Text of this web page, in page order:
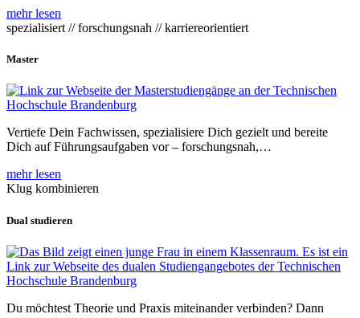
mehr lesen
spezialisiert // forschungsnah // karriereorientiert
Master
Vertiefe Dein Fachwissen, spezialisiere Dich gezielt und bereite
Dich auf Führungsaufgaben vor – forschungsnah,…
mehr lesen
Klug kombinieren
Dual studieren
Du möchtest Theorie und Praxis miteinander verbinden? Dann